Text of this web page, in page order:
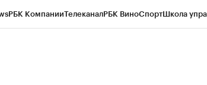
РБК КомпанииТелеканалРБК ВиноСпортШкола